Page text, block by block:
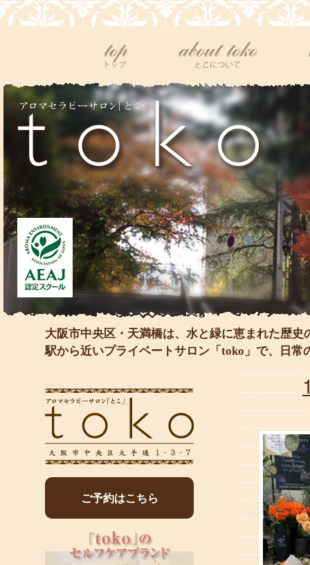
大阪市中央区・天満橋は、水と緑に恵まれた歴史
駅から近いプライベートサロン「toko」で、日常
ご予約はこちら